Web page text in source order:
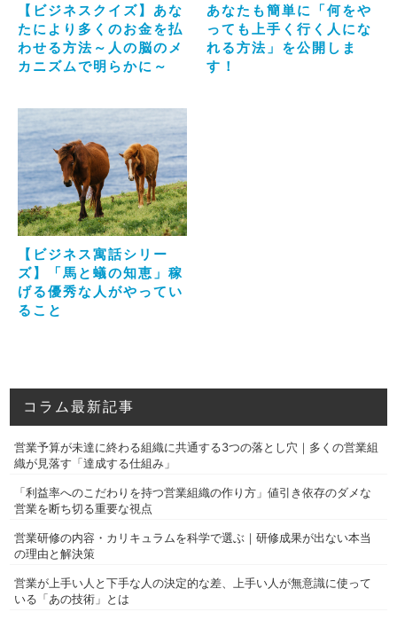
【ビジネスクイズ】あな
たにより多くのお金を払
わせる方法～人の脳のメ
カニズムで明らかに～
あなたも簡単に「何をや
っても上手く行く人にな
れる方法」を公開しま
す！
【ビジネス寓話シリー
ズ】「馬と蟻の知恵」稼
げる優秀な人がやってい
ること
コラム最新記事
営業予算が未達に終わる組織に共通する3つの落とし穴｜多くの営業組
織が見落す「達成する仕組み」
「利益率へのこだわりを持つ営業組織の作り方」値引き依存のダメな
営業を断ち切る重要な視点
営業研修の内容・カリキュラムを科学で選ぶ｜研修成果が出ない本当
の理由と解決策
営業が上手い人と下手な人の決定的な差、上手い人が無意識に使って
いる「あの技術」とは